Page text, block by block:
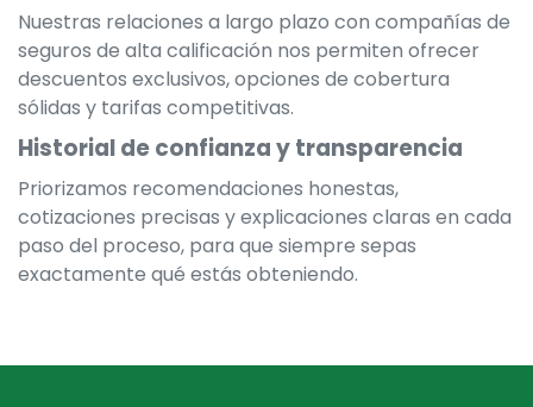
Nuestras relaciones a largo plazo con compañías de
seguros de alta calificación nos permiten ofrecer
descuentos exclusivos, opciones de cobertura
sólidas y tarifas competitivas.
Historial de confianza y transparencia
Priorizamos recomendaciones honestas,
cotizaciones precisas y explicaciones claras en cada
paso del proceso, para que siempre sepas
exactamente qué estás obteniendo.